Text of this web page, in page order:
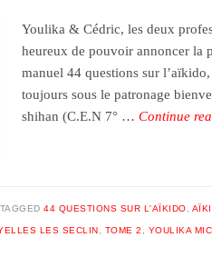
Youlika & Cédric, les deux
heureux de pouvoir annoncer la
manuel 44 questions sur
toujours sous le patronage
shihan (C.E.N 7° …Continue
TAGGED44 QUESTIONS SUR L'AÏKIDO
LES SECLIN TOME 2 YOULIKA